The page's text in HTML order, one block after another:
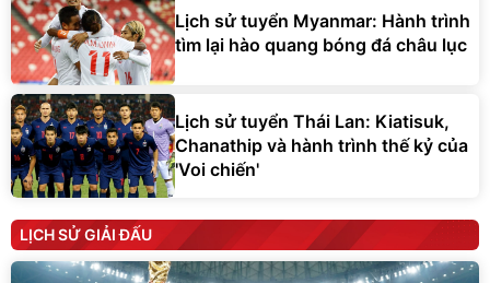
Lịch sử tuyển Myanmar: Hành trình
tìm lại hào quang bóng đá châu lục
Lịch sử tuyển Thái Lan: Kiatisuk,
Chanathip và hành trình thế kỷ của
'Voi chiến'
LỊCH SỬ GIẢI ĐẤU